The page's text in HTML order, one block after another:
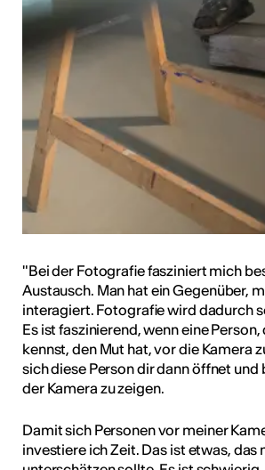
"Bei der Fotografie fasziniert mich
Austausch. Man hat ein Gegenüber,
interagiert. Fotografie wird dadurch
Es ist faszinierend, wenn eine
kennst, den Mut hat, vor die Kamera
sich diese Person dir dann öffnet und
der Kamera zu zeigen.
Damit sich Personen vor meiner
investiere ich Zeit. Das ist etwas, das